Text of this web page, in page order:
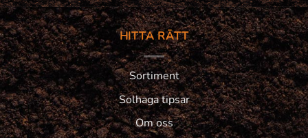
HITTA RÄTT
Sortiment
Solhaga tipsar
Om oss